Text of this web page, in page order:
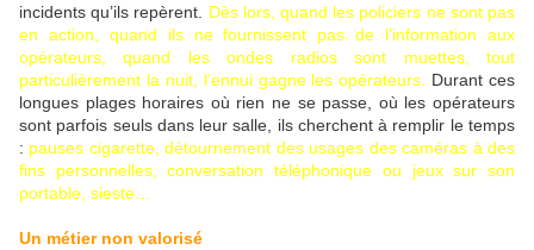
incidents qu’ils repèrent. Dès lors, quand les policiers ne sont pas
en action, quand ils ne fournissent pas de l’information aux
opérateurs, quand les ondes radios sont muettes, tout
particulièrement la nuit, l’ennui gagne les opérateurs.
Durant ces
longues plages horaires où rien ne se passe, où les opérateurs
sont parfois seuls dans leur salle, ils cherchent à remplir le temps
: pauses cigarette, détournement des usages des caméras à des
fins personnelles, conversation téléphonique ou jeux sur son
portable, sieste…
Un métier non valorisé